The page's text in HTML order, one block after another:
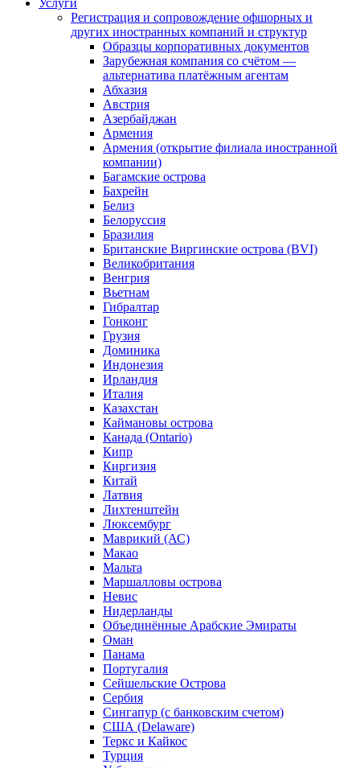
Услуги
Регистрация и сопровождение офшорных и
других иностранных компаний и структур
Образцы корпоративных документов
Зарубежная компания со счётом —
альтернатива платёжным агентам
Абхазия
Австрия
Азербайджан
Армения
Армения (открытие филиала иностранной
компании)
Багамские острова
Бахрейн
Белиз
Белоруссия
Бразилия
Британские Виргинские острова (BVI)
Великобритания
Венгрия
Вьетнам
Гибралтар
Гонконг
Грузия
Доминика
Индонезия
Ирландия
Италия
Казахстан
Каймановы острова
Канада (Ontario)
Кипр
Киргизия
Китай
Латвия
Лихтенштейн
Люксембург
Маврикий (АС)
Макао
Мальта
Маршалловы острова
Нeвис
Нидерланды
Объединённые Арабские Эмираты
Оман
Панама
Португалия
Сейшельские Острова
Сербия
Сингапур (c банковским счетом)
США (Delaware)
Теркс и Кайкос
Турция